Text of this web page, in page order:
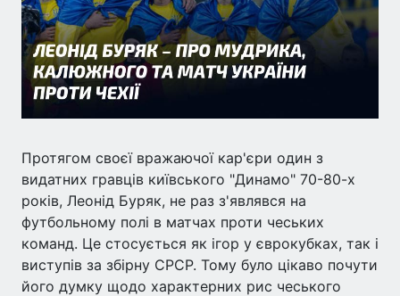
Протягом своєї вражаючої кар'єри один з
видатних гравців київського "Динамо" 70-80-х
років, Леонід Буряк, не раз з'являвся на
футбольному полі в матчах проти чеських
команд. Це стосується як ігор у єврокубках, так і
виступів за збірну СРСР. Тому було цікаво почути
його думку щодо характерних рис чеського